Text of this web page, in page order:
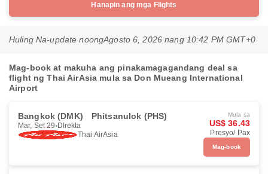
Hanapin ang mga Flights
Huling Na-update noongAgosto 6, 2026 nang 10:42 PM GMT+0
Mag-book at makuha ang pinakamagagandang deal sa
flight ng Thai AirAsia mula sa Don Mueang International
Airport
Bangkok (DMK) Phitsanulok (PHS)
Mar, Set 29 DIrekta
Thai AirAsia
Mula sa
US$ 36.43
Presyo/ Pax
Mag-book